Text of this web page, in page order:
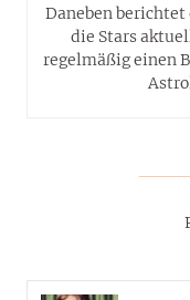
Daneben
die Stars
regelmäßig einen